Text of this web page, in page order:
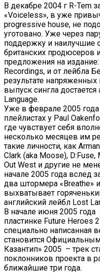
В декабре 2004 г R-Tem
«Voiceless», в уже
progressive house, не
уготовано. Уже через
поддержку и наилучшие
британских продюсеров
предложения на
Recordings, и от лейбла
результате
выпуск сингла
Language.
Уже в феврале 2005
плейлистах у Paul
где чувствует себя
несколько месяцев им
такие личности, как
Clark (aka Moose), D:Fuse,
Out West и другие не
начале 2005 года вслед
два штормера «Breathe»
выхватывает
английский лейбл Lost
В начале июня 2005
пластинке Future Heroes
специально написанная
становится
Казантип» 2005 – трек
поклонников проекта в
ближайшие три года.